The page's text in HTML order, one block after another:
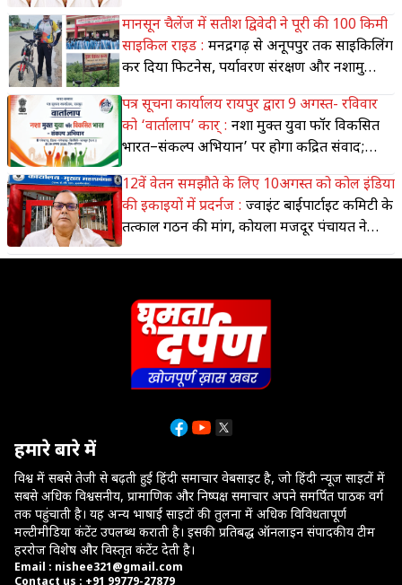
लाख की कमी!
मानसून चैलेंज में सतीश द्विवेदी ने पूरी की 100 किमी
साइकिल राइड : मनेंद्रगढ़ से अनूपपुर तक साइकिलिंग
कर दिया फिटनेस, पर्यावरण संरक्षण और नशामुक्ति
का संदेश
पत्र सूचना कार्यालय रायपुर द्वारा 9 अगस्त- रविवार
को ‘वार्तालाप’ कार् : नशा मुक्त युवा फॉर विकसित
भारत–संकल्प अभियान’ पर होगा केंद्रित संवाद;
मीडिया की भूमिका पर भी होगी चर्चा
12वें वेतन समझौते के लिए 10अगस्त को कोल इंडिया
की इकाइयों में प्रदर्नज : ज्वाइंट बाईपार्टाइट कमिटी के
तत्काल गठन की मांग, कोयला मजदूर पंचायत ने
किया आंदोलन का आह्वान
हमारे बारे में
विश्व में सबसे तेजी से बढ़ती हुई हिंदी समाचार वेबसाइट है, जो हिंदी न्यूज साइटों में
सबसे अधिक विश्वसनीय, प्रामाणिक और निष्पक्ष समाचार अपने समर्पित पाठक वर्ग
तक पहुंचाती है। यह अन्य भाषाई साइटों की तुलना में अधिक विविधतापूर्ण
मल्टीमीडिया कंटेंट उपलब्ध कराती है। इसकी प्रतिबद्ध ऑनलाइन संपादकीय टीम
हररोज विशेष और विस्तृत कंटेंट देती है।
Email : nishee321@gmail.com